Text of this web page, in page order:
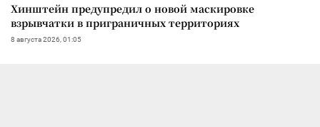
Хинштейн предупредил о новой маскировке
взрывчатки в приграничных территориях
8 августа 2026, 01:05